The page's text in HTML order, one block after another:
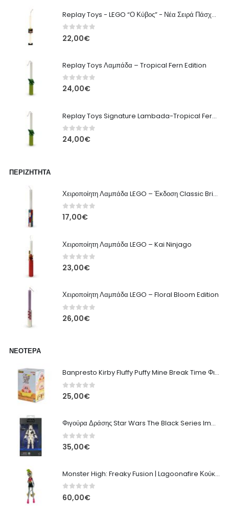
Replay Toys - LEGO “Ο Κύβος” - Νέα Σειρά Πάσχα 2026 Λαμπάδα
0out of 5
22,00€
Replay Toys Λαμπάδα – Tropical Fern Edition
0 out of 5
24,00€
Replay Toys Signature Lambada-Tropical Fern edition 2026
0 out of 5
24,00€
ΠΕΡΙΖΉΤΗΤΑ
Χειροποίητη Λαμπάδα LEGO – Έκδοση Classic Brick
0out of 5
17,00€
Χειροποίητη Λαμπάδα LEGO – Kai Ninjago
0out of 5
23,00€
Χειροποίητη Λαμπάδα LEGO – Floral Bloom Edition
0out of 5
26,00€
ΝΕΌΤΕΡΑ
Banpresto Kirby Fluffy Puffy Mine Break Time Φιγούρα – Α' Έκδοση
0out of 5
25,00€
Φιγούρα Δράσης Star Wars The Black Series Imperial Remnant Stormtrooper #05
0out of 5
35,00€
Monster High: Freaky Fusion | Lagoonafire Κούκλα Mattel 2013 - 28εκ
0 out of 5
60,00€